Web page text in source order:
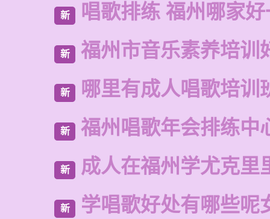
新 唱歌排练 福州哪家
新 福州市音乐素养培训
新 哪里有成人唱歌培训
新 福州唱歌年会排练中
新 成人在福州学尤克里
新 学唱歌好处有哪些呢